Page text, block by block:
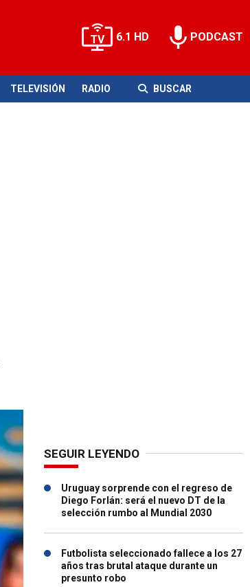
6.1 HD PODCAST
TELEVISIÓN RADIO BUSCAR
SEGUIR LEYENDO
Uruguay sorprende con el regreso de
Diego Forlán: será el nuevo DT de la
selección rumbo al Mundial 2030
Futbolista seleccionado fallece a los 27
años tras brutal ataque durante un
presunto robo